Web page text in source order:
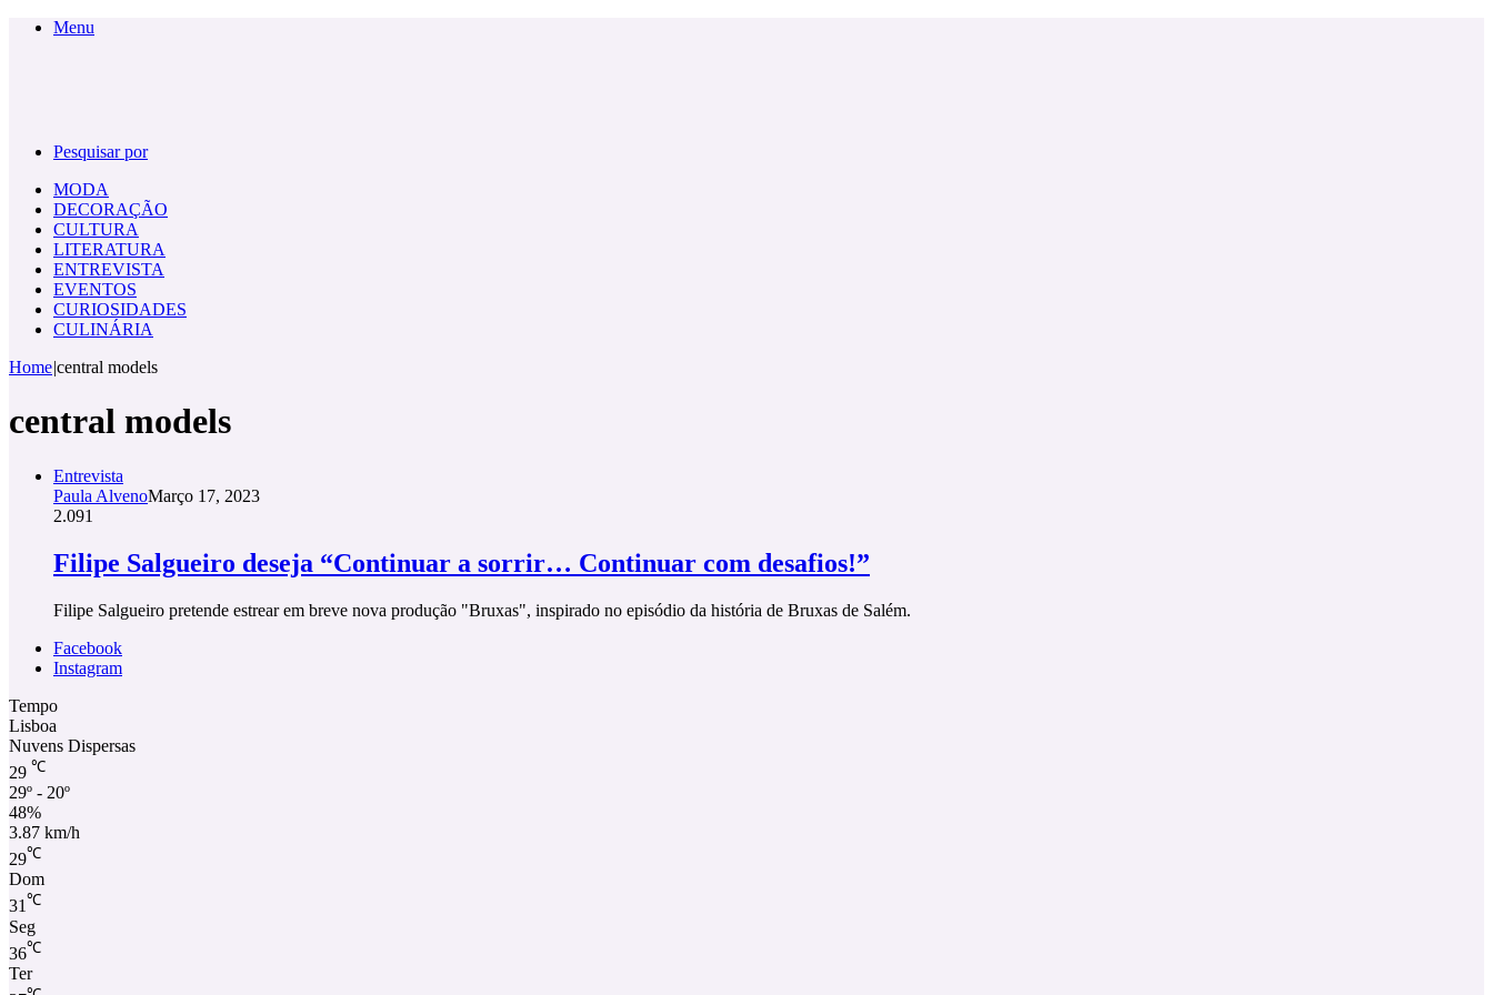
Menu
Pesquisar por
MODA
DECORAÇÃO
CULTURA
LITERATURA
ENTREVISTA
EVENTOS
CURIOSIDADES
CULINÁRIA
Home|central models
central models
Entrevista
Paula AlvenoMarço 17, 2023
2.091
Filipe Salgueiro deseja “Continuar a sorrir… Continuar com desafios!”
Filipe Salgueiro pretende estrear em breve nova produção "Bruxas", inspirado no episódio da história de Bruxas de Salém.
Facebook
Instagram
Tempo
Lisboa
Nuvens Dispersas
29 ℃
29º - 20º
48%
3.87 km/h
29℃
Dom
31℃
Seg
36℃
Ter